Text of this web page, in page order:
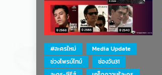
#ละครใหม่
Media Update
ช่วงไพรม์ไทม์
ช่องวัน31